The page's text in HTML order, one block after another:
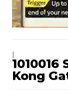
1010016
Kong